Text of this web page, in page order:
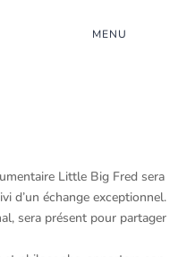
MENU
Little Big Fred sera
d’un échange exceptionnel.
sera présent pour partager